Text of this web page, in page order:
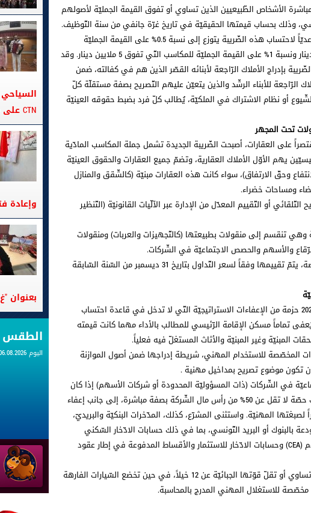
الأشخاص الطّبيعيين الذين تساوي أو تفوق القيمة الجمليّة لأصولهم
وقد اعتمد المشرّع التونسي جدولاً تصاعديّاً لاحتساب هذه الضّريبة يتوزع إلى نسبة 0.5% على القيمة الجمليّة
للمكاسب التّي تتراوح بين 3 و5 ملايين دينار ونسبة 1% على القيمة الجمليّة للمكاسب التّي تفوق 5 ملايين دينار. وقد
بإدراج الأملاك الرّاجعة لأبنائه القصّر الذين هم في كفالته، ضمن
الرّاجعة للأبناء الرشّد والذين يتعيّن عليهم التّصريح بصفة مستقلّة كلّ
أو نظام الاشتراك في الملكيّة، يُطالب كلّ فرد بضبط حقوقه العينيّة
تحت المجهر
على العقارات، أصبحت الضّريبة الجديدة تشمل جملة المكاسب المادّية
يهم الأوّل الأملاك العقارية، وتضمّ جميع العقارات والحقوق العينيّة
وحقّ الارتفاق)، سواء كانت هذه العقارات مبنيّة (كالشّقق والمنازل
ومساحات خضراء.
أو التّقييم المعدّل من الإدارة عبر الآلّيات القانونيّة (التّنظير
وهي تنقسم إلى منقولات بطبيعتها (كالتّجهيزات والعربات) ومنقولات
والأسهم والحصص الاجتماعيّة في الشّركات.
وبالنسبة للأوراق الماليّة المدرجة بالبورصة، يتمّ تقييمها وفقاً لسعر التّداول بتاريخ 31 ديسمبر من السّنة السّابقة
من جانب آخر، أقرّ قانون الماليّة لسنة 2026 حزمة من الإعفاءات الاستراتيجيّة التّي لا تدخل في قاعدة احتساب
تماماً مسكن الإقامة الرّئيسي للمطالب بالأداء مهما كانت قيمته
المبنيّة وغير المبنيّة والأثاث المستغلّ فيه فعلياً.
المخصّصة للاستخدام المهني، شريطة إدراجها ضمن أصول الموازنة
أن تكون موضوع تصريح بمداخيل مهنية .
في الشّركات (ذات المسؤوليّة المحدودة أو شركات الأسهم) إذا كان
المطالب بالأداء (مع أبنائه القصّر) يمتلك حصّة لا تقل عن 50% من رأس مال الشّركة بصفة مباشرة، إلى جانب إعفاء
المهنيّة. واستثنى المشرّع، كذلك، المدّخرات البنكيّة والبريديّ،
بالبنوك أو البريد التّونسي، بما في ذلك حسابات الادّخار السّكني
والمدرسي وحسابات الادّخار في الأسهم (CEA) وحسابات الادّخار للاستثمار والأقساط المدفوعة في إطار عقود
كما تمّ اعفاء العربات غير النّفعيّة التّي تساوي أو تقلّ قوّتها الجبائيّة عن 12 خيلاً، في حين تخضع السّيارات الفارهة
CTN على متن الباخرة تانيت
وإعادة
بعنوان
الطقس
اليوم 06.08.2026